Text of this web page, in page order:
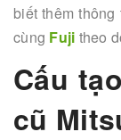
biết thêm
cùng Fuji theo
Cấu
cũ